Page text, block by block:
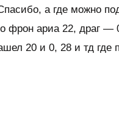
а где можно
фрон ариа 22, драг —
20 и 0, 28 и тд где